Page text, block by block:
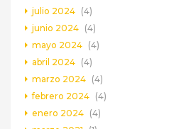
julio 2024 (4)
junio 2024 (4)
mayo 2024 (4)
abril 2024 (4)
marzo 2024 (4)
febrero 2024 (4)
enero 2024 (4)